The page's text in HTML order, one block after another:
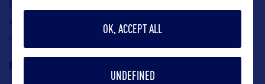
La Floride, la Californie avec LA, Portland en Oregon et
surtout un grand nombre de joueurs français dont notre
célèbre Wembanyama qui joue chez les San Antonio Spurs.
Et à NYC plus particulièrement ?
OK, ACCEPT ALL
UNDEFINED